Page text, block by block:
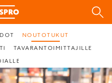
NOUTOTUKUT
TAVARANTOIMITTAJILLE